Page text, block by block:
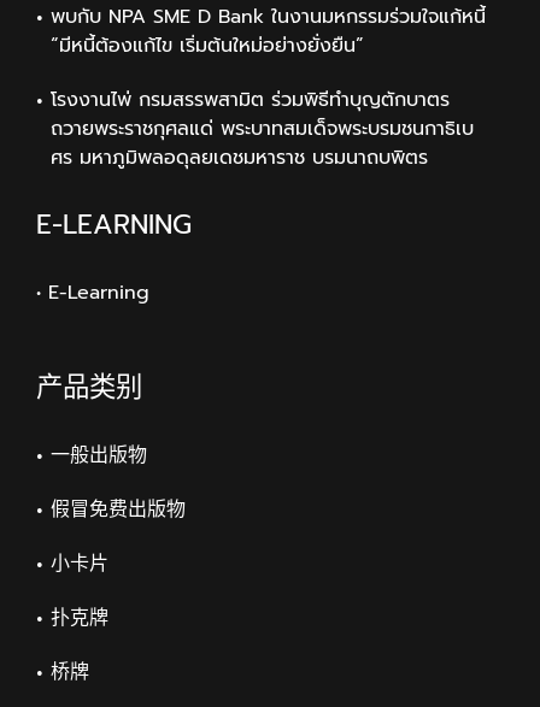
พบกับ NPA SME D Bank ในงานมหกรรมร่วมใจแก้หนี้
“มีหนี้ต้องแก้ไข เริ่มต้นใหม่อย่างยั่งยืน”
โรงงานไพ่ กรมสรรพสามิต ร่วมพิธีทำบุญตักบาตร
ถวายพระราชกุศลแด่ พระบาทสมเด็จพระบรมชนกาธิเบ
ศร มหาภูมิพลอดุลยเดชมหาราช บรมนาถบพิตร
E-LEARNING
• E-Learning
产品类别
一般出版物
假冒免费出版物
小卡片
扑克牌
桥牌